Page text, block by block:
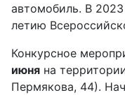
автомобиль. В
летию
Конкурсное
июня на
Пермякова, 44).